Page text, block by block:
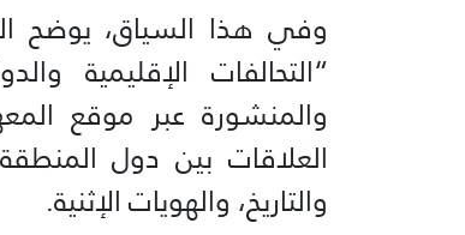
وفي هذا السياق، يوضح
“التحالفات الإقليمية
العلاقات بين دول
والتاريخ، والهويات الإثنية.